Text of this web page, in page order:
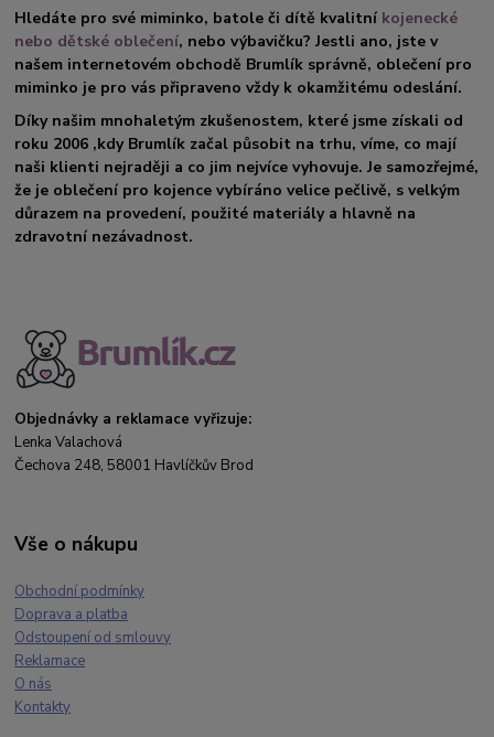
Hledáte pro své miminko, batole či dítě kvalitní kojenecké
nebo dětské oblečení, nebo výbavičku? Jestli ano, jste v
našem internetovém obchodě Brumlík správně, oblečení pro
miminko je pro vás připraveno vždy k okamžitému odeslání.
Díky našim mnohaletým zkušenostem, které jsme získali od
roku 2006 ,kdy Brumlík začal působit na trhu, víme, co mají
naši klienti nejraději a co jim nejvíce vyhovuje. Je samozřejmé,
že je oblečení pro kojence vybíráno velice pečlivě, s velkým
důrazem na provedení, použité materiály a hlavně na
zdravotní nezávadnost.
Objednávky a reklamace vyřizuje:
Lenka Valachová
Čechova 248, 58001 Havlíčkův Brod
Vše o nákupu
Obchodní podmínky
Doprava a platba
Odstoupení od smlouvy
Reklamace
O nás
Kontakty